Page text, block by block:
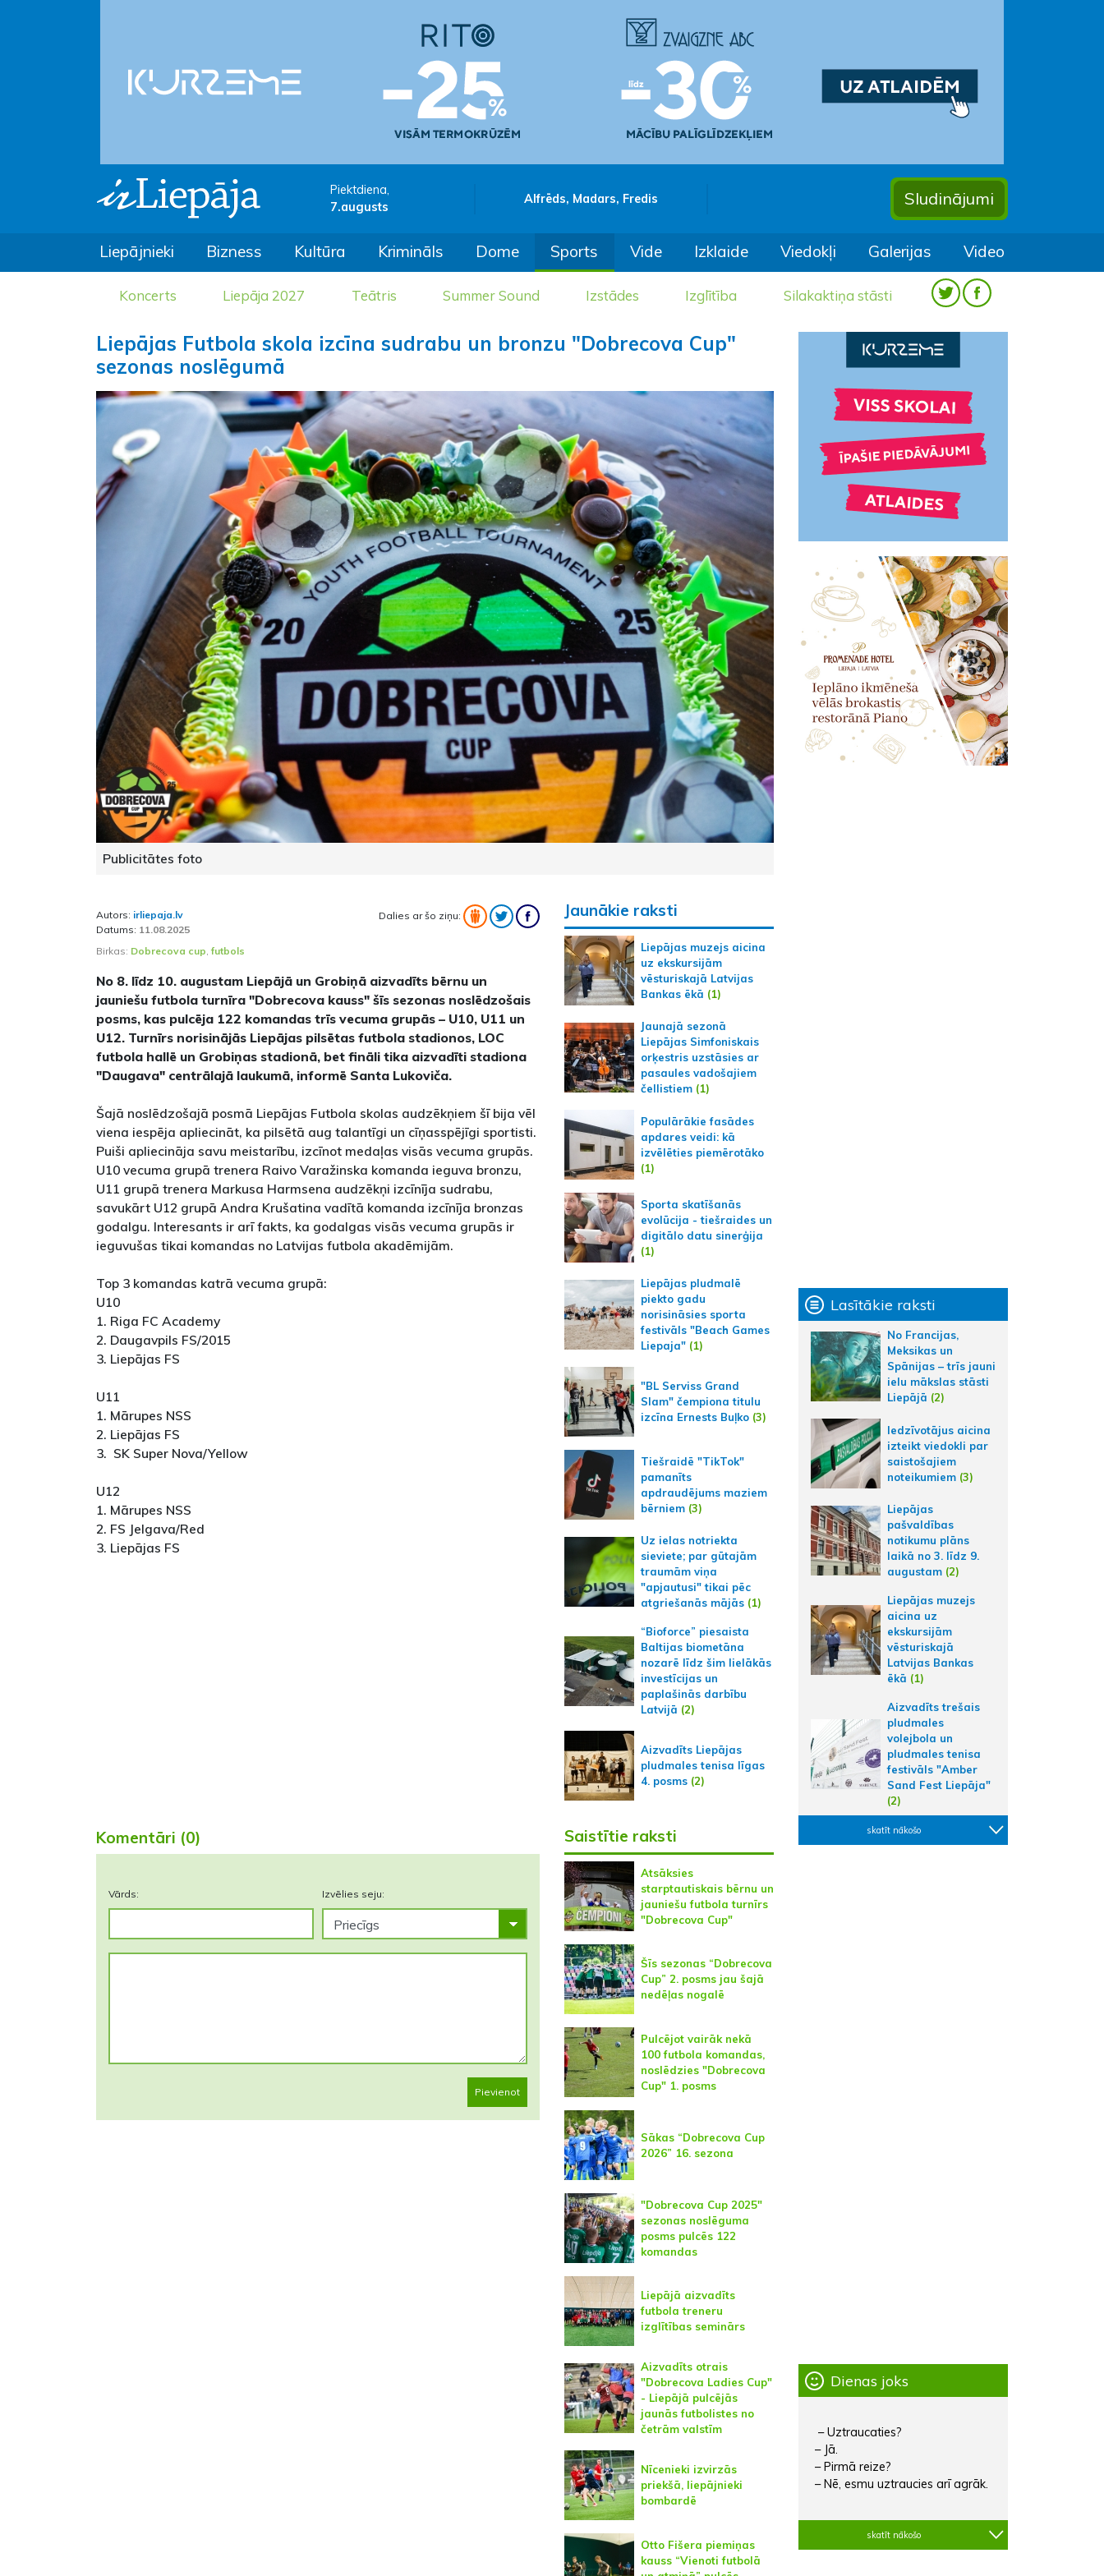
Piektdiena,
7.augusts
Alfrēds, Madars, Fredis Sludinājumi
Liepājnieki Bizness Kultūra Krimināls Dome Sports Vide Izklaide Viedokļi Galerijas Video
Koncerts Liepāja 2027 Teātris Summer Sound Izstādes Izglītība Silakaktiņa stāsti
Liepājas Futbola skola izcīna sudrabu un bronzu "Dobrecova Cup"
sezonas noslēgumā
Publicitātes foto
Autors: irliepaja.lv
Datums: 11.08.2025
Dalies ar šo ziņu:
Birkas: Dobrecova cup,futbols
No 8. līdz 10. augustam Liepājā un Grobiņā aizvadīts bērnu un
jauniešu futbola turnīra "Dobrecova kauss" šīs sezonas noslēdzošais
posms, kas pulcēja 122 komandas trīs vecuma grupās – U10, U11 un
U12. Turnīrs norisinājās Liepājas pilsētas futbola stadionos, LOC
futbola hallē un Grobiņas stadionā, bet fināli tika aizvadīti stadiona
"Daugava" centrālajā laukumā, informē Santa Lukoviča.
Šajā noslēdzošajā posmā Liepājas Futbola skolas audzēkņiem šī bija vēl
viena iespēja apliecināt, ka pilsētā aug talantīgi un cīņasspējīgi sportisti.
Puiši apliecināja savu meistarību, izcīnot medaļas visās vecuma grupās.
U10 vecuma grupā trenera Raivo Varažinska komanda ieguva bronzu,
U11 grupā trenera Markusa Harmsena audzēkņi izcīnīja sudrabu,
savukārt U12 grupā Andra Krušatina vadītā komanda izcīnīja bronzas
godalgu. Interesants ir arī fakts, ka godalgas visās vecuma grupās ir
ieguvušas tikai komandas no Latvijas futbola akadēmijām.
Top 3 komandas katrā vecuma grupā:
U10
1. Riga FC Academy
2. Daugavpils FS/2015
3. Liepājas FS
U11
1. Mārupes NSS
2. Liepājas FS
3. SK Super Nova/Yellow
U12
1. Mārupes NSS
2. FS Jelgava/Red
3. Liepājas FS
Komentāri (0)
Vārds: Izvēlies seju:
Pievienot
Jaunākie raksti
Liepājas muzejs aicina
uz ekskursijām
vēsturiskajā Latvijas
Bankas ēkā (1)
Jaunajā sezonā
Liepājas Simfoniskais
orķestris uzstāsies ar
pasaules vadošajiem
čellistiem(1)
Populārākie fasādes
apdares veidi: kā
izvēlēties piemērotāko
(1)
Sporta skatīšanās
evolūcija - tiešraides un
digitālo datu sinerģija
(1)
Liepājas pludmalē
piekto gadu
norisināsies sporta
festivāls "Beach Games
Liepaja"(1)
"BL Serviss Grand
Slam" čempiona titulu
izcīna Ernests Buļko(3)
Tiešraidē "TikTok"
pamanīts
apdraudējums maziem
bērniem(3)
Uz ielas notriekta
sieviete; par gūtajām
traumām viņa
"apjautusi" tikai pēc
atgriešanās mājās(1)
“Bioforce” piesaista
Baltijas biometāna
nozarē līdz šim lielākās
investīcijas un
paplašinās darbību
Latvijā (2)
Aizvadīts Liepājas
pludmales tenisa līgas
4. posms(2)
Saistītie raksti
Atsāksies
starptautiskais bērnu un
jauniešu futbola turnīrs
"Dobrecova Cup"
Šīs sezonas “Dobrecova
Cup” 2. posms jau šajā
nedēļas nogalē
Pulcējot vairāk nekā
100 futbola komandas,
noslēdzies "Dobrecova
Cup" 1. posms
Sākas “Dobrecova Cup
2026” 16. sezona
"Dobrecova Cup 2025"
sezonas noslēguma
posms pulcēs 122
komandas
Liepājā aizvadīts
futbola treneru
izglītības seminārs
Aizvadīts otrais
"Dobrecova Ladies Cup"
- Liepājā pulcējās
jaunās futbolistes no
četrām valstīm
Nīcenieki izvirzās
priekšā, liepājnieki
bombardē
Otto Fišera piemiņas
kauss “Vienoti futbolā
Lasītākie raksti
No Francijas,
Meksikas un
Spānijas – trīs jauni
ielu mākslas stāsti
Liepājā (2)
Iedzīvotājus aicina
izteikt viedokli par
saistošajiem
noteikumiem (3)
Liepājas
pašvaldības
notikumu plāns
laikā no 3. līdz 9.
augustam (2)
Liepājas muzejs
aicina uz
ekskursijām
vēsturiskajā
Latvijas Bankas
ēkā (1)
Aizvadīts trešais
pludmales
volejbola un
pludmales tenisa
festivāls "Amber
Sand Fest Liepāja"
(2)
skatīt nākošo
Dienas joks
– Uztraucaties?
– Jā.
– Pirmā reize?
– Nē, esmu uztraucies arī agrāk.
skatīt nākošo